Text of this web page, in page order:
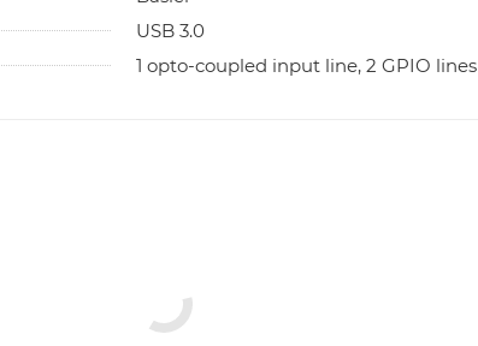
USB 3.0
1 opto-coupled input line, 2 GPIO lines